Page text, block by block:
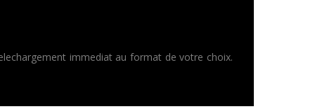
immediat au format de votre choix.